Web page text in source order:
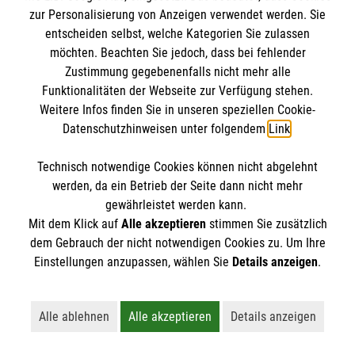
hat. Er ist oft bei den Treffen dabei. „Anfangs war
ich nervös. Ich habe mich gefragt, ob Stanley
Kontakt mit mir haben möchte. Aber dieses Gefühl
verschwand direkt in der nächsten Sekunde“, blickt
sie zurück.Weiterlesen
Kooperationspartner
Schulen
zur Personalisierung von Anzeigen verwendet werden. Sie
entscheiden selbst, welche Kategorien Sie zulassen
möchten. Beachten Sie jedoch, dass bei fehlender
Zustimmung gegebenenfalls nicht mehr alle
Funktionalitäten der Webseite zur Verfügung stehen.
Weitere Infos finden Sie in unseren speziellen Cookie-
Datenschutzhinweisen unter folgendem Link.
Technisch notwendige Cookies können nicht abgelehnt
werden, da ein Betrieb der Seite dann nicht mehr
gewährleistet werden kann.
Mit dem Klick auf Alle akzeptierenstimmen Sie zusätzlich
dem Gebrauch der nicht notwendigen Cookies zu. Um Ihre
Einstellungen anzupassen, wählen Sie Details anzeigen.
Alle ablehnen
Lehnt alle nicht-essentiellen Cookies ab
Alle akzeptieren
Akzeptiert alle Cookies
Details anzeigen